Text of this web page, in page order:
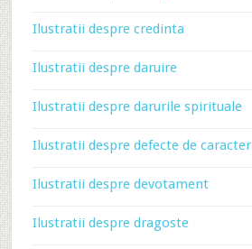
Ilustratii despre credinta
Ilustratii despre daruire
Ilustratii despre darurile spirituale
Ilustratii despre defecte de caracter
Ilustratii despre devotament
Ilustratii despre dragoste